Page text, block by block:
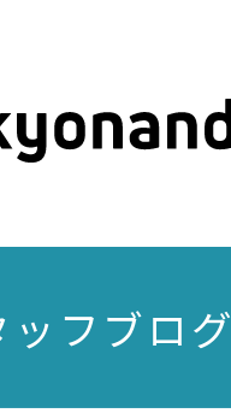
ッフブログ